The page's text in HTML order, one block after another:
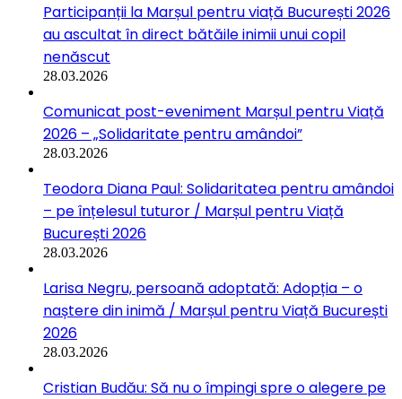
Participanții la Marșul pentru viață București 2026
au ascultat în direct bătăile inimii unui copil
nenăscut
28.03.2026
Comunicat post-eveniment Marșul pentru Viață
2026 – „Solidaritate pentru amândoi”
28.03.2026
Teodora Diana Paul: Solidaritatea pentru amândoi
– pe înțelesul tuturor / Marșul pentru Viață
București 2026
28.03.2026
Larisa Negru, persoană adoptată: Adopția – o
naștere din inimă / Marșul pentru Viață București
2026
28.03.2026
Cristian Budău: Să nu o împingi spre o alegere pe